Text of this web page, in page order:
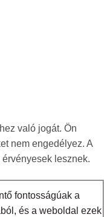
való jogát. Ön
nem engedélyez. A
lesznek.
fontosságúak a
és a weboldal ezek